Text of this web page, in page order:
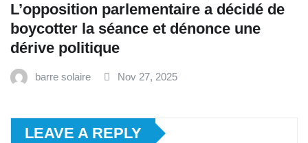
L’opposition parlementaire a décidé de
boycotter la séance et dénonce une
dérive politique
barre solaire Nov 27, 2025
LEAVE A REPLY